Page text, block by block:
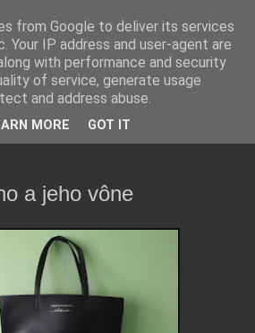
živote a všetko možné.
a jeho vône
from Google to deliver its services
Your IP address and user-agent are
with performance and security
of service, generate usage
and address abuse.
MORE GOT IT